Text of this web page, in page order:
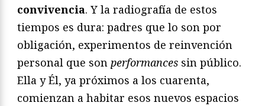
convivencia. Y la radiografía de estos
tiempos es dura: padres que lo son por
obligación, experimentos de reinvención
personal que son performances sin público.
Ella y Él, ya próximos a los cuarenta,
comienzan a habitar esos nuevos espacios